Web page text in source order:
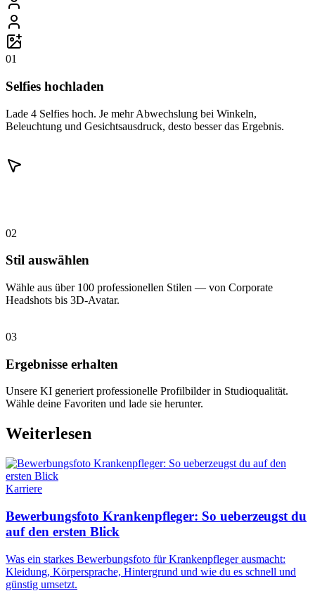
01
Selfies hochladen
Lade 4 Selfies hoch. Je mehr Abwechslung bei Winkeln,
Beleuchtung und Gesichtsausdruck, desto besser das Ergebnis.
02
Stil auswählen
Wähle aus über 100 professionellen Stilen — von Corporate
Headshots bis 3D-Avatar.
03
Ergebnisse erhalten
Unsere KI generiert professionelle Profilbilder in Studioqualität.
Wähle deine Favoriten und lade sie herunter.
Weiterlesen
Karriere
Bewerbungsfoto Krankenpfleger: So ueberzeugst du
auf den ersten Blick
Was ein starkes Bewerbungsfoto für Krankenpfleger ausmacht:
Kleidung, Körpersprache, Hintergrund und wie du es schnell und
günstig umsetzt.